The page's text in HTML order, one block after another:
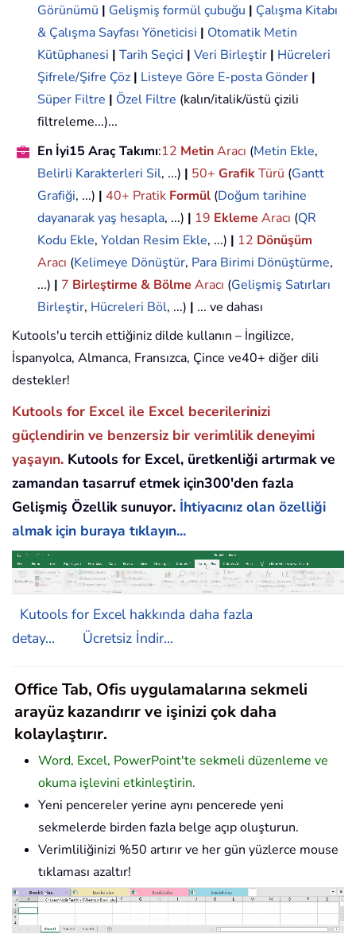
Görünümü | Gelişmiş formül çubuğu | Çalışma Kitabı
& Çalışma Sayfası Yöneticisi | Otomatik Metin
Kütüphanesi | Tarih Seçici | Veri Birleştir | Hücreleri
Şifrele/Şifre Çöz | Listeye Göre E-posta Gönder |
Süper Filtre | Özel Filtre (kalın/italik/üstü çizili
filtreleme...)...
En İyi15 Araç Takımı:12 MetinAracı (Metin Ekle,
Belirli Karakterleri Sil, ...) | 50+ GrafikTürü (Gantt
Grafiği, ...) | 40+ Pratik Formül (Doğum tarihine
dayanarak yaş hesapla, ...) | 19 Ekleme Aracı (QR
Kodu Ekle, Yoldan Resim Ekle, ...) | 12 Dönüşüm
Aracı (Kelimeye Dönüştür, Para Birimi Dönüştürme,
...) | 7 Birleştirme & Bölme Aracı (Gelişmiş Satırları
Birleştir, Hücreleri Böl, ...) | ... ve dahası
Kutools'u tercih ettiğiniz dilde kullanın – İngilizce,
İspanyolca, Almanca, Fransızca, Çince ve40+ diğer dili
destekler!
Kutools for Excel ile Excel becerilerinizi
güçlendirin ve benzersiz bir verimlilik deneyimi
yaşayın. Kutools for Excel, üretkenliği artırmak ve
zamandan tasarruf etmek için300'den fazla
Gelişmiş Özellik sunuyor. İhtiyacınız olan özelliği
almak için buraya tıklayın...
Kutools for Excel hakkında daha fazla
detay...
Ücretsiz İndir...
Office Tab, Ofis uygulamalarına sekmeli
arayüz kazandırır ve işinizi çok daha
kolaylaştırır.
Word, Excel, PowerPoint'te sekmeli düzenleme ve
okuma işlevini etkinleştirin.
Yeni pencereler yerine aynı pencerede yeni
sekmelerde birden fazla belge açıp oluşturun.
Verimliliğinizi %50 artırır ve her gün yüzlerce mouse
tıklaması azaltır!